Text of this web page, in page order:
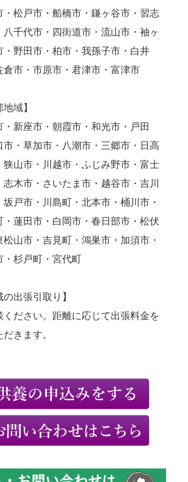
・松戸市・船橋市・鎌ヶ谷市・習志
八千代市・四街道市・流山市・袖ヶ
・野田市・柏市・我孫子市・白井
倉市・市原市・君津市・富津市
域】
・新座市・朝霞市・和光市・戸田
市・草加市・八潮市・三郷市・日高
狭山市・川越市・ふじみ野市・富士
志木市・さいたま市・越谷市・吉川
戸市・川島町・北本市・桶川市・
・蓮田市・白岡市・春日部市・松伏
山市・吉見町・鴻巣市・加須市・
・杉戸町・宮代町
の出張引取り】
ください。距離に応じて出張料金を
きます。